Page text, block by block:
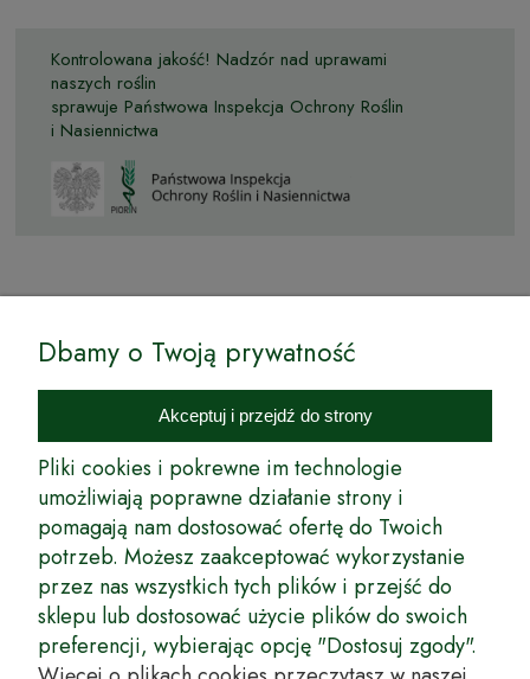
Kontrolowana jakość! Nadzór nad uprawami
naszych roślin
sprawuje Państwowa Inspekcja Ochrony Roślin
i Nasiennictwa
Internetowy Sklep Ogrodniczy Podkarpackie Sady to inicjatywa
podkarpackich szkółkarzy, której zamierzeniem jest wprowadzenie na
rynek wysokiej jakości drzewek owocowych, drzewek ozdobnych oraz
innych produktów pozwalających na uprawianie zarówno małych, jak
i dużych sadów oraz ogrodów.
Wspólnie stworzyliśmy dla Państwa kompleksową ofertę - wspaniałe
produkty, dary ziemi ze szkółek drzewek ozdobnych i owocowych,
których tradycje sięgają roku 1953. Drzewka produkowane są
z najwyższą starannością przez trzecie pokolenie plantatorów.
Długoletnie Doświadczenie sprawiło, że wszystkie drzewka cechuje
duża odporność na zmienne warunki atmosferyczne naszego klimatu
oraz niezwykły urodzaj. W ofercie naszego internetowego sklepu
Dbamy o Twoją prywatność
Akceptuj i przejdź do strony
Pliki cookies i pokrewne im technologie
umożliwiają poprawne działanie strony i
pomagają nam dostosować ofertę do Twoich
potrzeb. Możesz zaakceptować wykorzystanie
przez nas wszystkich tych plików i przejść do
sklepu lub dostosować użycie plików do swoich
preferencji, wybierając opcję "Dostosuj zgody".